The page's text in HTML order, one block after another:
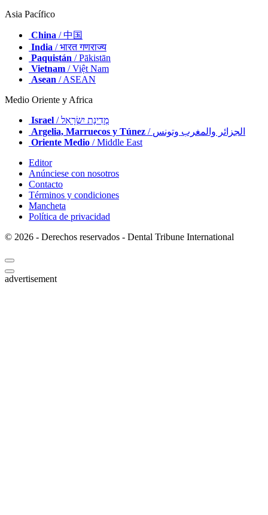
Asia Pacífico
China / 中国
India / भारत गणराज्य
Paquistán / Pākistān
Vietnam / Việt Nam
Asean / ASEAN
Medio Oriente y Africa
Israel
/ מְדִינַת יִשְׂרָאֵל
Argelia, Marruecos y Túnez
/ الجزائر والمغرب وتونس
Oriente Medio / Middle East
Editor
Anúnciese con nosotros
Contacto
Términos y condiciones
Mancheta
Política de privacidad
© 2026 - Derechos reservados - Dental Tribune International
advertisement